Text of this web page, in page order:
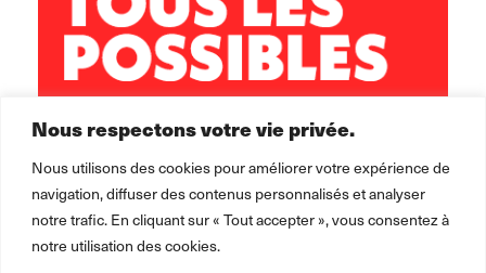
Nous respectons votre vie privée.
Nous utilisons des cookies pour améliorer votre expérience de
navigation, diffuser des contenus personnalisés et analyser
notre trafic. En cliquant sur « Tout accepter », vous consentez à
notre utilisation des cookies.